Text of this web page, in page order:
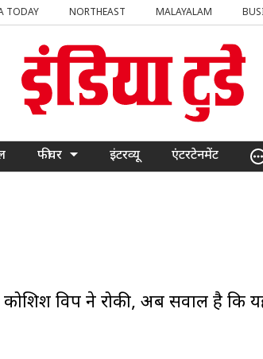
TODAY NORTHEAST MALAYALAM
फीचर इंटरव्यू एंटरटेनमेंट
विपक्ष ने रोकी, अब सवाल है कि